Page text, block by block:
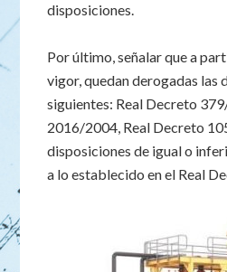
disposiciones.
Por último, señalar que a
vigor, quedan derogadas las
siguientes: Real Decreto
2016/2004, Real Decreto
disposiciones de igual o
a lo establecido en el Real